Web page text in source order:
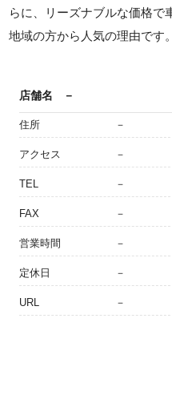
らに、リーズナブルな価格で
地域の方から人気の理由です。
店舗名 －
住所 －
アクセス －
TEL －
FAX －
営業時間 －
定休日 －
URL －